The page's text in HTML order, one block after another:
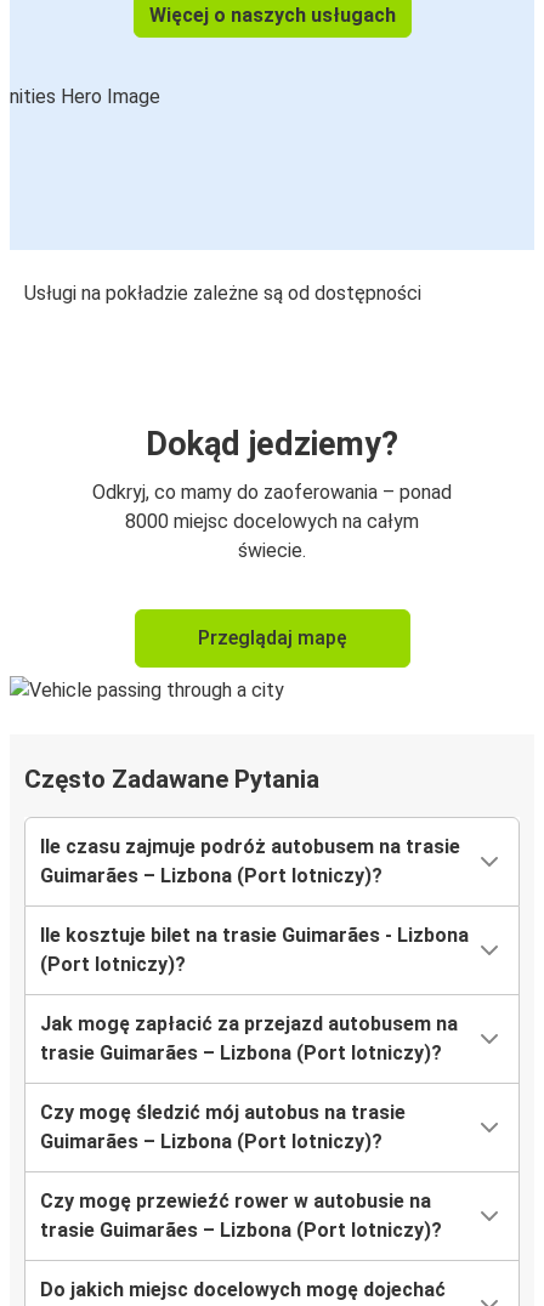
Więcej o naszych usługach
Usługi na pokładzie zależne są od dostępności
Dokąd jedziemy?
Odkryj, co mamy do zaoferowania – ponad
8000 miejsc docelowych na całym
świecie.
Przeglądaj mapę
Często Zadawane Pytania
Ile czasu zajmuje podróż autobusem na trasie
Guimarães – Lizbona (Port lotniczy)?
Ile kosztuje bilet na trasie Guimarães - Lizbona
(Port lotniczy)?
Jak mogę zapłacić za przejazd autobusem na
trasie Guimarães – Lizbona (Port lotniczy)?
Czy mogę śledzić mój autobus na trasie
Guimarães – Lizbona (Port lotniczy)?
Czy mogę przewieźć rower w autobusie na
trasie Guimarães – Lizbona (Port lotniczy)?
Do jakich miejsc docelowych mogę dojechać